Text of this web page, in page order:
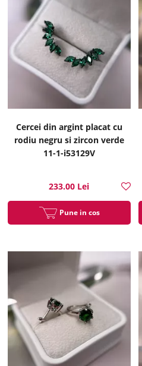
Cercei din argint placat cu
rodiu negru si zircon verde
11-1-i53129V
233.00 Lei
Pune in cos